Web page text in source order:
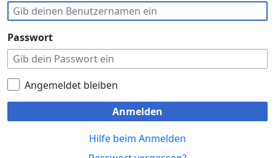
Passwort
Angemeldet bleiben
Anmelden
Hilfe beim Anmelden